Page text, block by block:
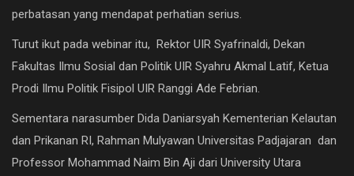
perbatasan yang mendapat perhatian serius.
Turut ikut pada webinar itu, Rektor UIR Syafrinaldi, Dekan
Fakultas Ilmu Sosial dan Politik UIR Syahru Akmal Latif, Ketua
Prodi Ilmu Politik Fisipol UIR Ranggi Ade Febrian.
Sementara narasumber Dida Daniarsyah Kementerian Kelautan
dan Prikanan RI, Rahman Mulyawan Universitas Padjajaran dan
Professor Mohammad Naim Bin Aji dari University Utara